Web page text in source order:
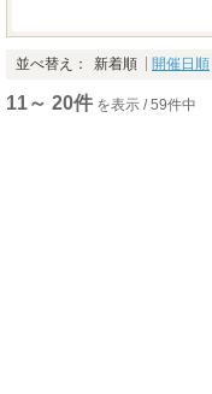
並べ替え： 新着順 開催日順
11～ 20件 を表示 / 59件中